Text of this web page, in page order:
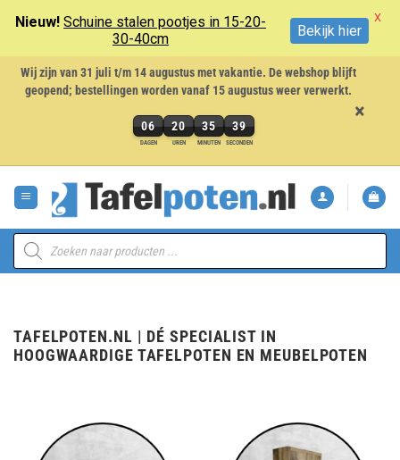
Wij zijn van 31 juli t/m 14 augustus met vakantie. De webshop blijft
geopend; bestellingen worden vanaf 15 augustus weer verwerkt.
06
DAGEN
20
UREN
35
MINUTEN
39
SECONDEN
6
uren,
35
minuten
en
×
naar
inhoud
Producten
zoeken
TAFELPOTEN.NL | DÉ SPECIALIST IN
HOOGWAARDIGE TAFELPOTEN EN MEUBELPOTEN
Nieuw! Schuine stalen pootjes in 15-20-
30-40cm
Bekijk hier
X